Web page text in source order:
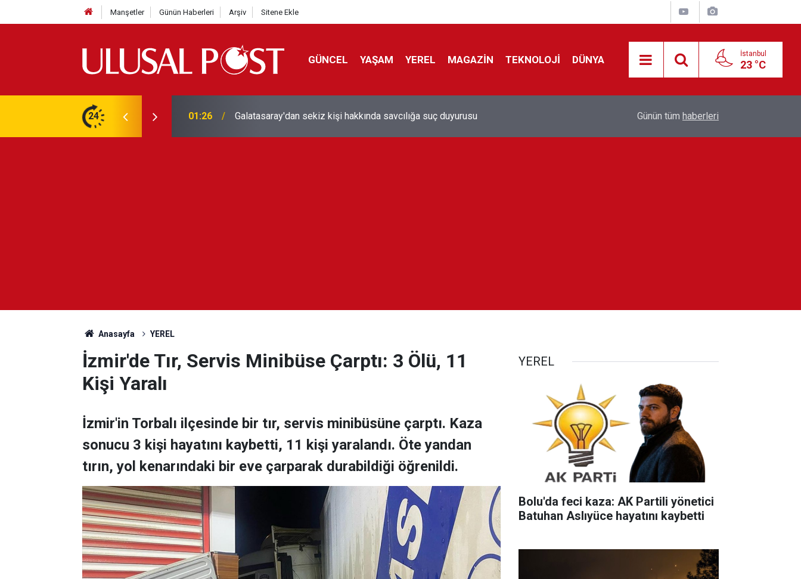
Manşetler Günün Haberleri Arşiv Sitene Ekle
GÜNCEL YAŞAM YEREL MAGAZİN TEKNOLOJİ DÜNYA İstanbul
23 °C
24
en yüksek seviyesine çıktı 01:26 Galatasaray'dan sekiz kişi hakkında savcılığa suç duyurusu
kontrol edecek
Günün tüm haberleri
Anasayfa YEREL
İzmir'de Tır, Servis Minibüse Çarptı: 3 Ölü, 11
Kişi Yaralı
İzmir'in Torbalı ilçesinde bir tır, servis minibüsüne çarptı. Kaza
sonucu 3 kişi hayatını kaybetti, 11 kişi yaralandı. Öte yandan
tırın, yol kenarındaki bir eve çarparak durabildiği öğrenildi.
YEREL
Bolu'da feci kaza: AK Partili yönetici
Batuhan Aslıyüce hayatını kaybetti